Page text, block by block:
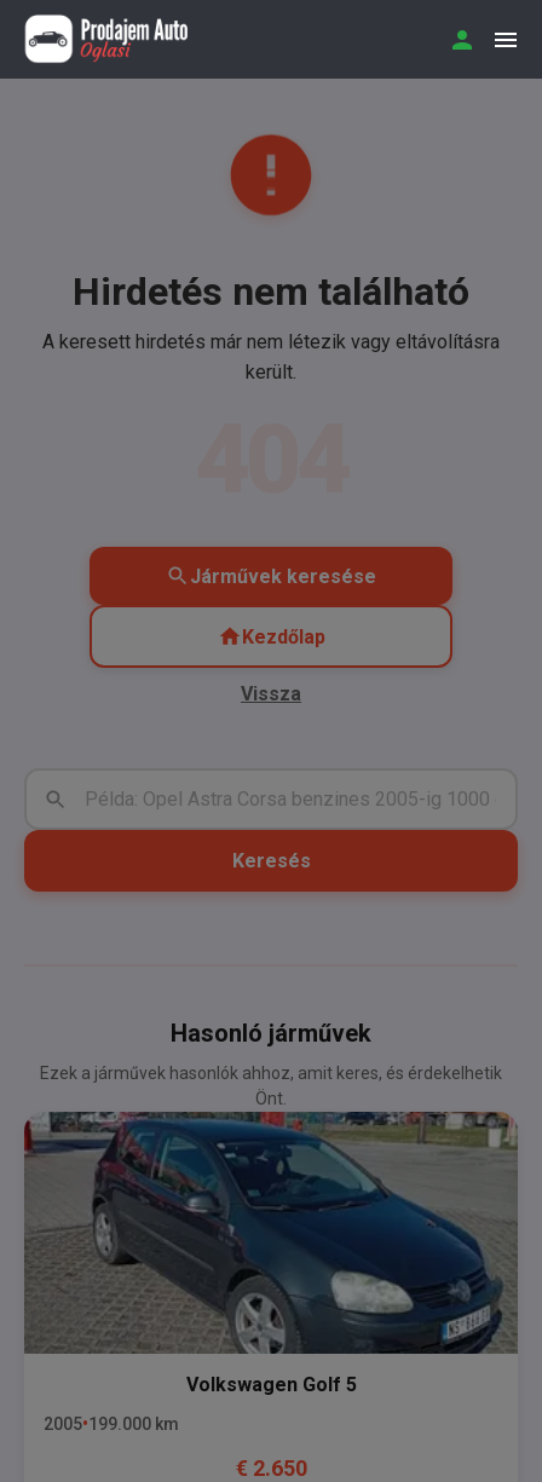
Hirdetés nem található
A keresett hirdetés már nem létezik vagy eltávolításra
került.
Járművek keresése
Kezdőlap
Vissza
Keresés
Hasonló járművek
Ezek a járművek hasonlók ahhoz, amit keres, és érdekelhetik
Önt.
Volkswagen Golf 5
2005 199.000 km
€ 2.650